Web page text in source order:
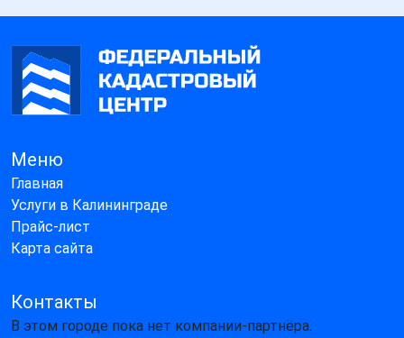
Меню
Главная
Услуги в Калининграде
Прайс-лист
Карта сайта
Контакты
В этом городе пока нет компании-партнёра.